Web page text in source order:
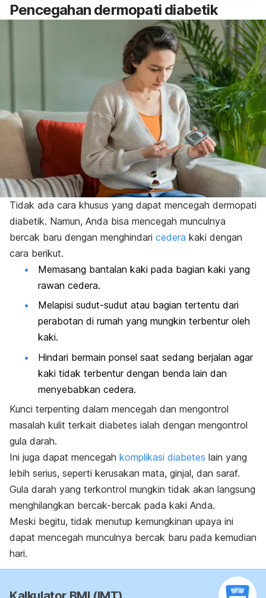
Pencegahan dermopati diabetik
Tidak ada cara khusus yang dapat mencegah dermopati
diabetik. Namun, Anda bisa mencegah munculnya
bercak baru dengan menghindari cedera kaki dengan
cara berikut.
Memasang bantalan kaki pada bagian kaki yang
rawan cedera.
Melapisi sudut-sudut atau bagian tertentu dari
perabotan di rumah yang mungkin terbentur oleh
kaki.
Hindari bermain ponsel saat sedang berjalan agar
kaki tidak terbentur dengan benda lain dan
menyebabkan cedera.
Kunci terpenting dalam mencegah dan mengontrol
masalah kulit terkait diabetes ialah dengan mengontrol
gula darah.
Ini juga dapat mencegah komplikasi diabetes lain yang
lebih serius, seperti kerusakan mata, ginjal, dan saraf.
Gula darah yang terkontrol mungkin tidak akan langsung
menghilangkan bercak-bercak pada kaki Anda.
Meski begitu, tidak menutup kemungkinan upaya ini
dapat mencegah munculnya bercak baru pada kemudian
hari.